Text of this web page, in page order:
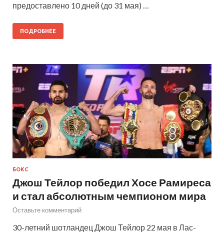
предоставлено 10 дней (до 31 мая) …
ПОДРОБНЕЕ
БОКС
Джош Тейлор победил Хосе Рамиреса
и стал абсолютным чемпионом мира
Оставьте комментарий
30-летний шотландец Джош Тейлор 22 мая в Лас-